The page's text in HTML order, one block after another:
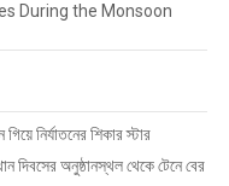
During the Monsoon
নির্যাতনের শিকার স্টার
দিবসের অনুষ্ঠানস্থল থেকে টেনে বের